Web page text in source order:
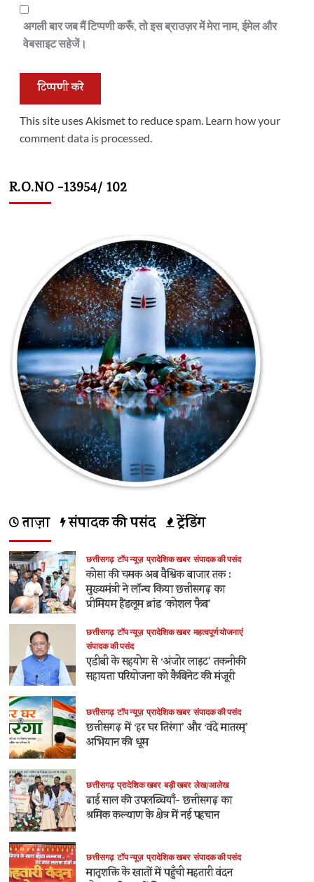
अगली बार जब मैं टिप्पणी करूँ, तो इस ब्राउज़र में मेरा नाम, ईमेल और
वेबसाइट सहेजें।
This site uses Akismet to reduce spam. Learn how your
comment data is processed.
R.O.NO -13954/ 102
ताज़ा संपादक की पसंद ट्रेंडिंग
छत्तीसगढ़ टॉप न्यूज़ प्रादेशिक खबर संपादक की पसंद
कोसा की चमक अब वैश्विक बाजार तक :
मुख्यमंत्री ने लॉन्च किया छत्तीसगढ़ का
प्रीमियम हैंडलूम ब्रांड ‘कोशल फैब’
छत्तीसगढ़ टॉप न्यूज़ प्रादेशिक खबर महत्वपूर्ण योजनाएं
संपादक की पसंद
एडीबी के सहयोग से ‘अंजोर लाइट’ तकनीकी
सहायता परियोजना को कैबिनेट की मंजूरी
छत्तीसगढ़ टॉप न्यूज़ प्रादेशिक खबर संपादक की पसंद
छत्तीसगढ़ में ‘हर घर तिरंगा’ और ‘वंदे मातरम्’
अभियान की धूम
छत्तीसगढ़ प्रादेशिक खबर बड़ी खबर लेख/आलेख
ढाई साल की उपलब्धियाँ- छत्तीसगढ़ का
श्रमिक कल्याण के क्षेत्र में नई पहचान
छत्तीसगढ़ टॉप न्यूज़ प्रादेशिक खबर संपादक की पसंद
मातृशक्ति के खातों में पहुँची महतारी वंदन